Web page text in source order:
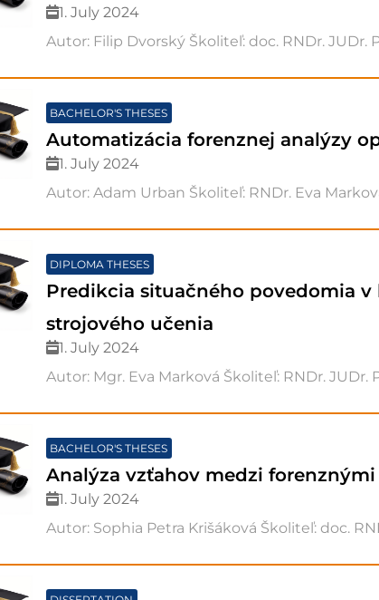
1. July 2024
Autor: Filip Dvorský Školiteľ: doc. RNDr. JUDr.
BACHELOR'S THESES
Automatizácia forenznej analýzy
1. July 2024
Autor: Adam Urban Školiteľ: RNDr. Eva
DIPLOMA THESES
Predikcia situačného povedomia
strojového učenia
1. July 2024
Autor: Mgr. Eva Marková Školiteľ: RNDr. JUDr.
BACHELOR'S THESES
Analýza vzťahov medzi
1. July 2024
Autor: Sophia Petra Krišáková Školiteľ: doc.